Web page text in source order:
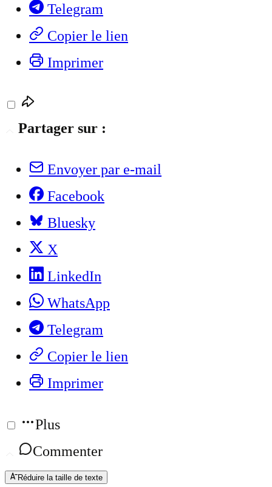
Telegram
Copier le lien
Imprimer
Partager sur :
Envoyer par e-mail
Facebook
Bluesky
X
LinkedIn
WhatsApp
Telegram
Copier le lien
Imprimer
Plus
Commenter
Réduire la taille de texte